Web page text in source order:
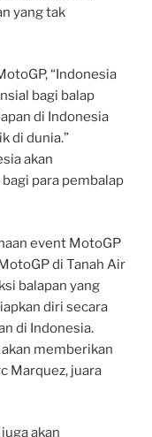
yang tak
“Indonesia
bagi balap
di Indonesia
di dunia.”
akan
para pembalap
event MotoGP
di Tanah Air
balapan yang
diri secara
di Indonesia.
memberikan
Marquez, juara
akan